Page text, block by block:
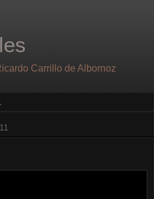
Carrillo de Albornoz